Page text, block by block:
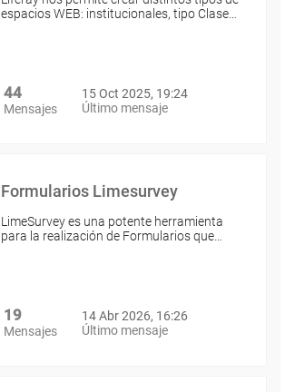
espacios WEB: institucionales, tipo Clase…
44
Mensajes
15 Oct 2025, 19:24
Último mensaje
Formularios Limesurvey
LimeSurvey es una potente herramienta
para la realización de Formularios que…
19
Mensajes
14 Abr 2026, 16:26
Último mensaje